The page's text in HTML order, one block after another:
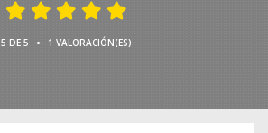
5 DE 5 • 1 VALORACIÓN(ES)